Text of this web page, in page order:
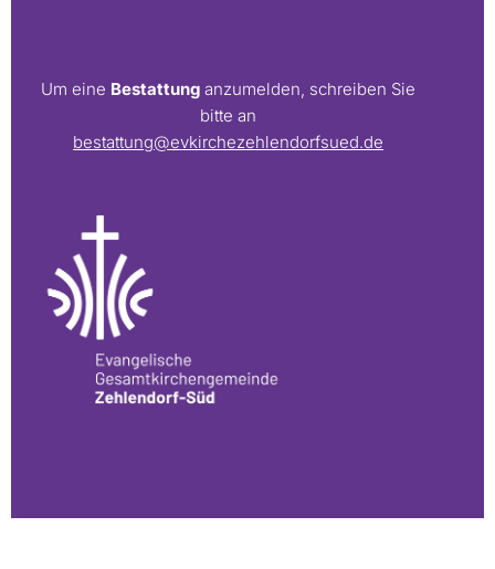
Um eine Bestattung anzumelden, schreiben Sie
bitte an
bestattung@evkirchezehlendorfsued.de